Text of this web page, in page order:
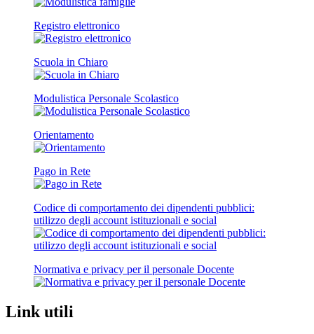
Registro elettronico
Scuola in Chiaro
Modulistica Personale Scolastico
Orientamento
Pago in Rete
Codice di comportamento dei dipendenti pubblici:
utilizzo degli account istituzionali e social
Normativa e privacy per il personale Docente
Link utili